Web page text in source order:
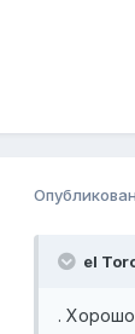
el
.